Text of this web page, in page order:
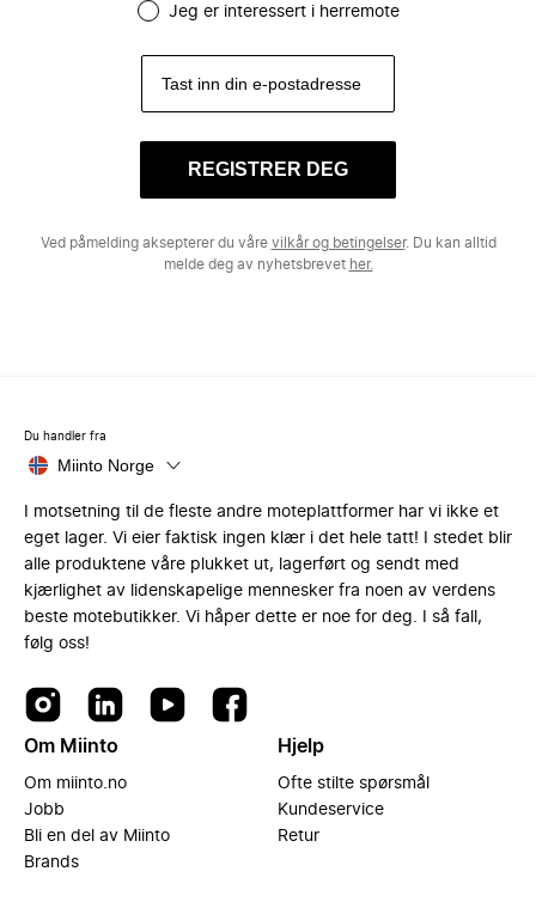
Jeg er interessert i herremote
REGISTRER DEG
Ved påmelding aksepterer du våre vilkår og betingelser. Du kan alltid
melde deg av nyhetsbrevet her.
Du handler fra
Miinto Norge
I motsetning til de fleste andre moteplattformer har vi ikke et
eget lager. Vi eier faktisk ingen klær i det hele tatt! I stedet blir
alle produktene våre plukket ut, lagerført og sendt med
kjærlighet av lidenskapelige mennesker fra noen av verdens
beste motebutikker. Vi håper dette er noe for deg. I så fall,
følg oss!
Om Miinto
Om miinto.no
Jobb
Bli en del av Miinto
Brands
Hjelp
Ofte stilte spørsmål
Kundeservice
Retur